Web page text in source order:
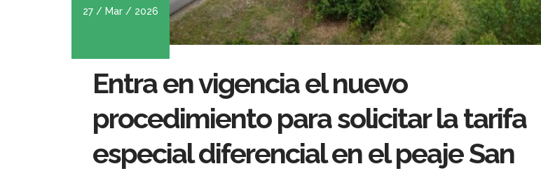
27 / Mar / 2026
Entra en vigencia el nuevo
procedimiento para solicitar la tarifa
especial diferencial en el peaje San